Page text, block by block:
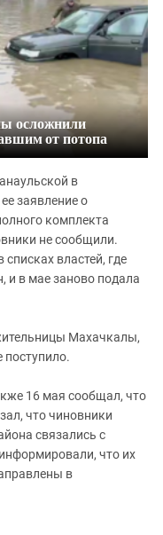
осложнили
от потопа
в
заявление о
комплекта
не сообщили.
властей, где
и в мае заново подала
Махачкалы,
поступило.
16 мая сообщал, что
что чиновники
связались с
что их
в